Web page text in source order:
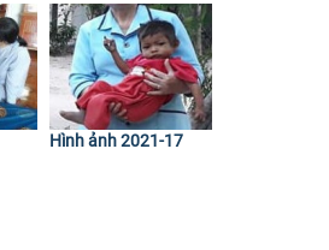
Hình ảnh 2021-17